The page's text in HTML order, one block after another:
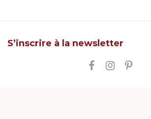
S’inscrire à la newsletter